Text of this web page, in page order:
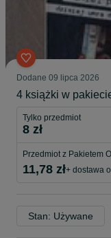
Dodane 09 lipca 2026
4 książki w
Tylko przedmiot
8 zł
Przedmiot z Pakietem
11,78 zł+ dostawa
Stan: Używane